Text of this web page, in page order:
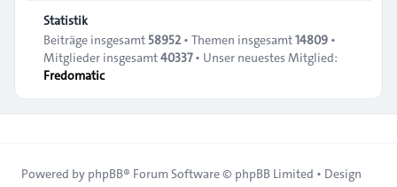
Statistik
Beiträge insgesamt 58952• Themen insgesamt14809•
Mitglieder insgesamt40337• Unser neuestes Mitglied:
Fredomatic
Powered by phpBB® Forum Software © phpBB Limited • Design